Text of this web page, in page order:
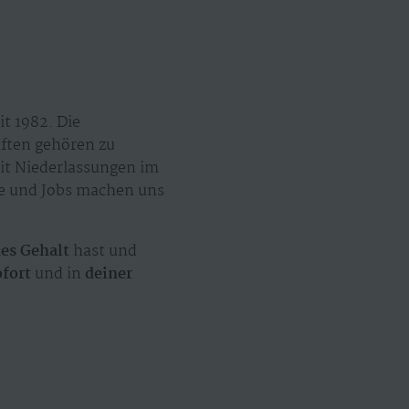
1982. Die
gehören zu
Niederlassungen im
Jobs machen uns
Gehalt hast und
und in deiner